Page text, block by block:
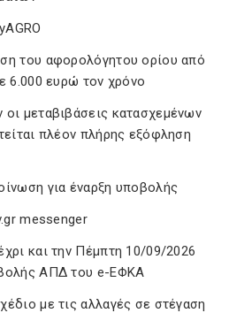
του αφορολόγητου ορίου από
6.000 ευρώ τον χρόνο
μεταβιβάσεις κατασχεμένων
πλέον πλήρης εξόφληση
για έναρξη υποβολής
messenger
και την Πέμπτη 10/09/2026
ΑΠΔ του e-ΕΦΚΑ
με τις αλλαγές σε στέγαση